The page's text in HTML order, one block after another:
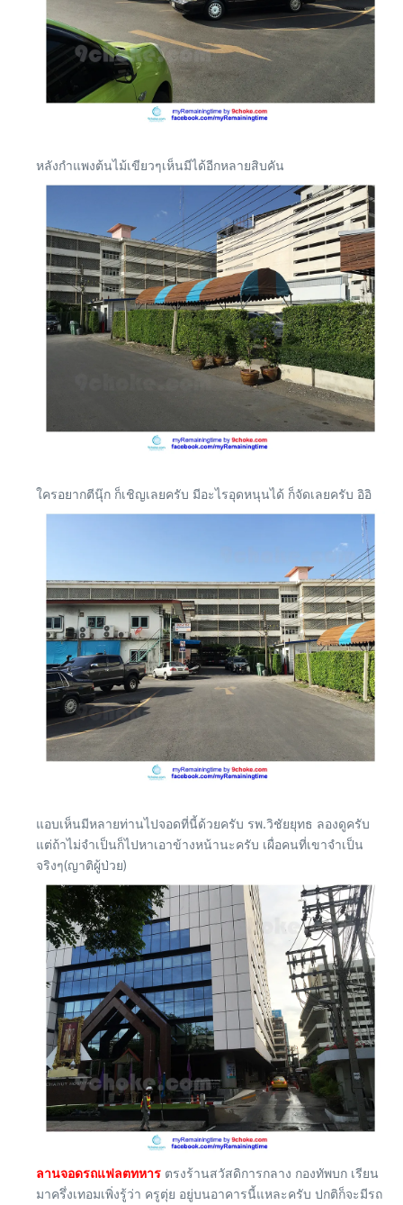
หลังกำแพงต้นไม้เขียวๆเห็นมีได้อีกหลายสิบคัน
ใครอยากตีนุ๊ก ก็เชิญเลยครับ มีอะไรอุดหนุนได้ ก็จัดเลยครับ อิอิ
แอบเห็นมีหลายท่านไปจอดที่นี้ด้วยครับ รพ.วิชัยยุทธ ลองดูครับ
แต่ถ้าไม่จำเป็นก็ไปหาเอาข้างหน้านะครับ เผื่อคนที่เขาจำเป็น
จริงๆ(ญาติผู้ป่วย)
ลานจอดรถแฟลตทหาร ตรงร้านสวัสดิการกลาง กองทัพบก เรียน
มาครึ่งเทอมเพิ่งรู้ว่า ครูตุ่ย อยู่บนอาคารนี้แหละครับ ปกติก็จะมีรถ